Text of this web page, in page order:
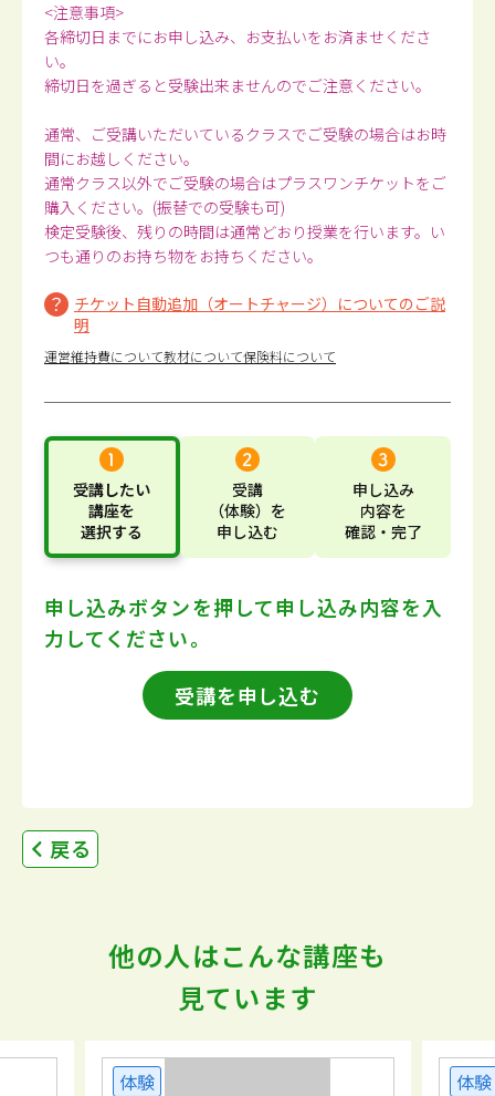
<注意事項>
各締切日までにお申し込み、お支払いをお済ませくださ
い。
締切日を過ぎると受験出来ませんのでご注意ください。
通常、ご受講いただいているクラスでご受験の場合はお時
間にお越しください。
通常クラス以外でご受験の場合はプラスワンチケットをご
購入ください。(振替での受験も可)
検定受験後、残りの時間は通常どおり授業を行います。い
つも通りのお持ち物をお持ちください。
チケット自動追加（オートチャージ）についてのご説
明
運営維持費について教材について保険料について
受講したい
講座を
選択する
受講
（体験） を
申し込む
申し込み
内容を
確認・完了
申し込みボタンを押して申し込み内容を入
力してください。
受講を申し込む
戻る
他の人はこんな講座も
見ています
体験 体験